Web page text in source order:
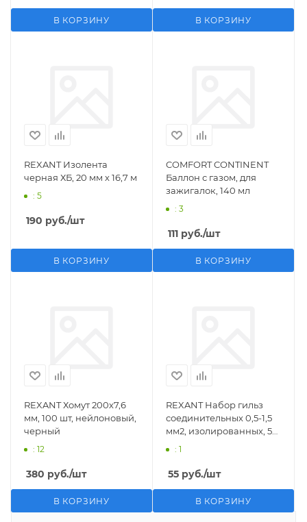
В КОРЗИНУ В КОРЗИНУ
REXANT Изолента
черная ХБ, 20 мм х 16,7 м
: 5
190 руб./шт
В КОРЗИНУ
COMFORT CONTINENT
Баллон с газом, для
зажигалок, 140 мл
: 3
111 руб./шт
В КОРЗИНУ
REXANT Хомут 200х7,6
мм, 100 шт, нейлоновый,
черный
: 12
380 руб./шт
В КОРЗИНУ
REXANT Набор гильз
соединительных 0,5-1,5
мм2, изолированных, 5
: 1
55 руб./шт
В КОРЗИНУ